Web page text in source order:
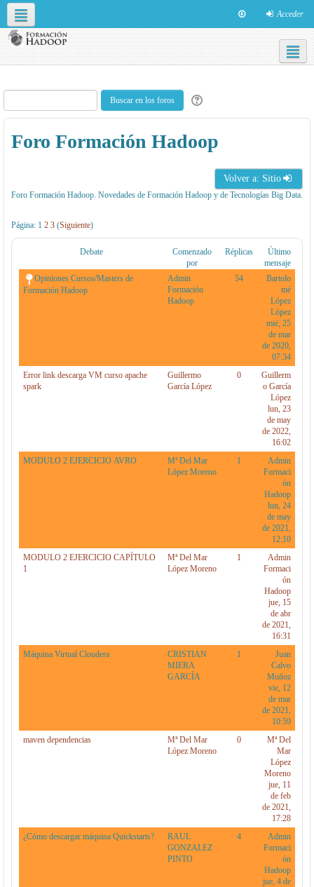
Acceder
Español - Internacional ‎(es)‎
Foro Formación Hadoop
Volver a: Sitio
Foro Formación Hadoop. Novedades de Formación Hadoop y de Tecnologías Big Data.
Página: 1 2 3 (Siguiente)
Debate
Comenzado
por
Réplicas
Último
mensaje
Opiniones Cursos/Masters de
Formación Hadoop
Admin
Formación
Hadoop
54
Bartolo
mé
López
López
mié, 25
de mar
de 2020,
07:34
Error link descarga VM curso apache
spark
Guillermo
García López
0
Guillerm
o García
López
lun, 23
de may
de 2022,
16:02
MODULO 2 EJERCICIO AVRO
Mª Del Mar
López Moreno
1
Admin
Formaci
ón
Hadoop
lun, 24
de may
de 2021,
12:10
MODULO 2 EJERCICIO CAPÍTULO
1
Mª Del Mar
López Moreno
1
Admin
Formaci
ón
Hadoop
jue, 15
de abr
de 2021,
16:31
Máquina Virtual Cloudera
CRISTIAN
MIERA
GARCÍA
1
Juan
Calvo
Muñoz
vie, 12
de mar
de 2021,
10:59
maven dependencias
Mª Del Mar
López Moreno
0
Mª Del
Mar
López
Moreno
jue, 11
de feb
de 2021,
17:28
¿Cómo descargar máquina Quickstarts?
RAUL
GONZALEZ
PINTO
4
Admin
Formaci
ón
Hadoop
jue, 4 de